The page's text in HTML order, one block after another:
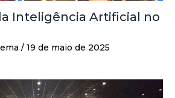
Inteligência Artificial no
/ 19 de maio de 2025